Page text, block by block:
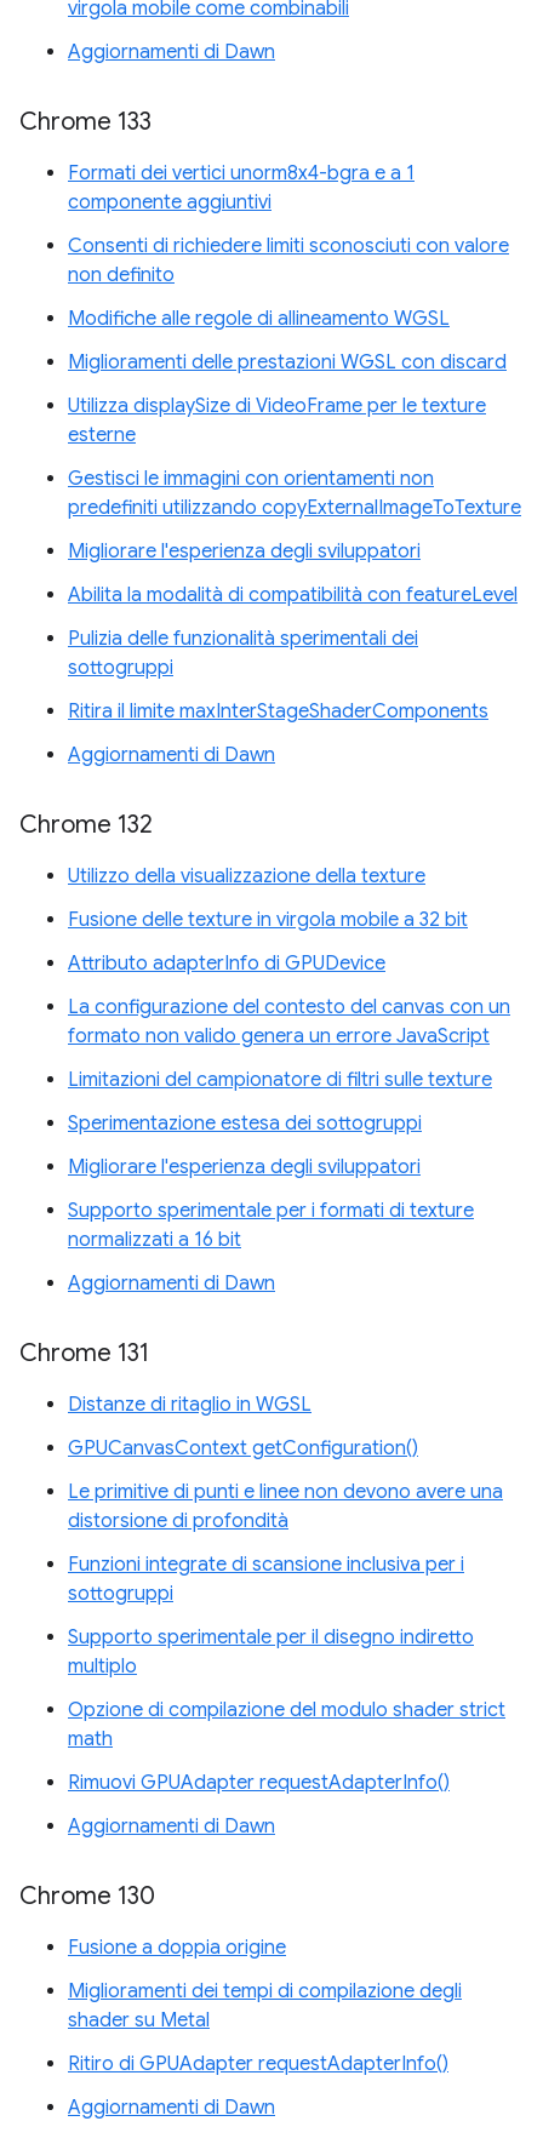
virgola mobile come combinabili
Aggiornamenti di Dawn
Chrome 133
Formati dei vertici unorm8x4-bgra e a 1
componente aggiuntivi
Consenti di richiedere limiti sconosciuti con valore
non definito
Modifiche alle regole di allineamento WGSL
Miglioramenti delle prestazioni WGSL con discard
Utilizza displaySize di VideoFrame per le texture
esterne
Gestisci le immagini con orientamenti non
predefiniti utilizzando copyExternalImageToTexture
Migliorare l'esperienza degli sviluppatori
Abilita la modalità di compatibilità con featureLevel
Pulizia delle funzionalità sperimentali dei
sottogruppi
Ritira il limite maxInterStageShaderComponents
Aggiornamenti di Dawn
Chrome 132
Utilizzo della visualizzazione della texture
Fusione delle texture in virgola mobile a 32 bit
Attributo adapterInfo di GPUDevice
La configurazione del contesto del canvas con un
formato non valido genera un errore JavaScript
Limitazioni del campionatore di filtri sulle texture
Sperimentazione estesa dei sottogruppi
Migliorare l'esperienza degli sviluppatori
Supporto sperimentale per i formati di texture
normalizzati a 16 bit
Aggiornamenti di Dawn
Chrome 131
Distanze di ritaglio in WGSL
GPUCanvasContext getConfiguration()
Le primitive di punti e linee non devono avere una
distorsione di profondità
Funzioni integrate di scansione inclusiva per i
sottogruppi
Supporto sperimentale per il disegno indiretto
multiplo
Opzione di compilazione del modulo shader strict
math
Rimuovi GPUAdapter requestAdapterInfo()
Aggiornamenti di Dawn
Chrome 130
Fusione a doppia origine
Miglioramenti dei tempi di compilazione degli
shader su Metal
Ritiro di GPUAdapter requestAdapterInfo()
Aggiornamenti di Dawn